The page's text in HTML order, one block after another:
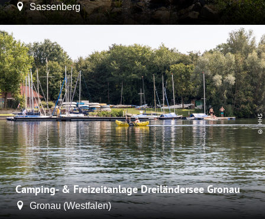
Sassenberg
© HHS
Camping- & Freizeitanlage Dreiländersee Gronau
Gronau (Westfalen)